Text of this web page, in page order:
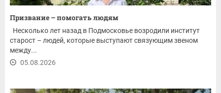
Призвание – помогать людям
Несколько лет назад в Подмосковье возродили институт
старост – людей, которые выступают связующим звеном
между...
05.08.2026